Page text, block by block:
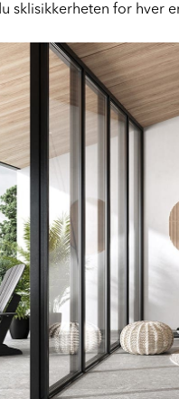
sklisikkerheten for hver